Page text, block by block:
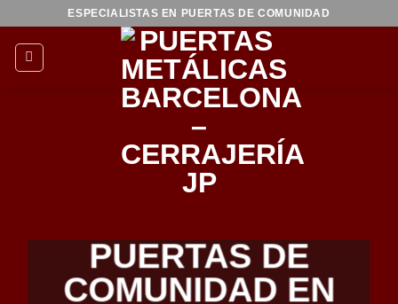
contenido
ESPECIALISTAS EN PUERTAS DE COMUNIDAD
PUERTAS DE
COMUNIDAD EN